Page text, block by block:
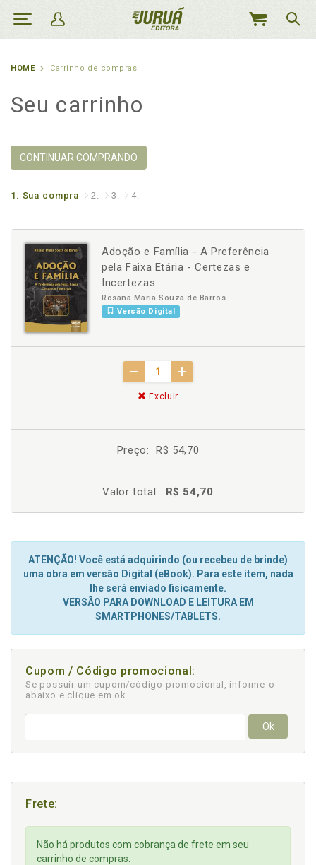
MEU
HOME Carrinho de compras
Seu carrinho
CONTINUAR COMPRANDO
1. Sua compra 2. 3. 4.
Adoção e Família - A Preferência
pela Faixa Etária - Certezas e
Incertezas
Rosana Maria Souza de Barros
Versão Digital
Excluir
Preço: R$ 54,70
Valor total: R$ 54,70
ATENÇÃO! Você está adquirindo (ou recebeu de brinde)
uma obra em versão Digital (eBook). Para este item, nada
lhe será enviado fisicamente.
VERSÃO PARA DOWNLOAD E LEITURA EM
SMARTPHONES/TABLETS.
Cupom / Código promocional:
Se possuir um cupom/código promocional, informe-o
abaixo e clique em ok
Ok
Frete:
Não há produtos com cobrança de frete em seu
carrinho de compras.